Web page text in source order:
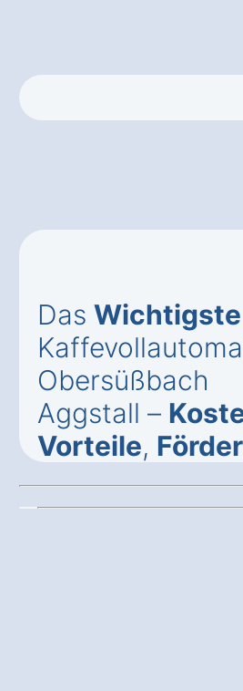
Das Wichtigste
Obersüßbach
Aggstall –
Vorteile,